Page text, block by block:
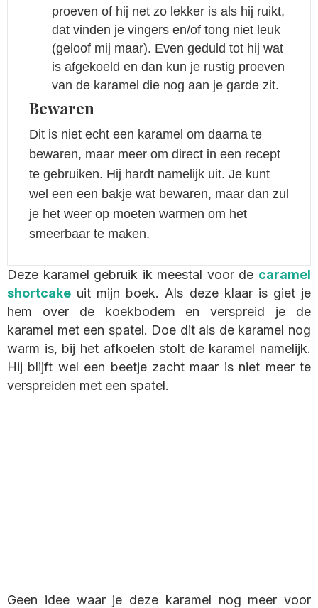
proeven of hij net zo lekker is als hij ruikt,
dat vinden je vingers en/of tong niet leuk
(geloof mij maar). Even geduld tot hij wat
is afgekoeld en dan kun je rustig proeven
van de karamel die nog aan je garde zit.
Bewaren
Dit is niet echt een karamel om daarna te
bewaren, maar meer om direct in een recept
te gebruiken. Hij hardt namelijk uit. Je kunt
wel een een bakje wat bewaren, maar dan zul
je het weer op moeten warmen om het
smeerbaar te maken.
Deze karamel gebruik ik meestal voor de caramel
shortcake uit mijn boek. Als deze klaar is giet je
hem over de koekbodem en verspreid je de
karamel met een spatel. Doe dit als de karamel nog
warm is, bij het afkoelen stolt de karamel namelijk.
Hij blijft wel een beetje zacht maar is niet meer te
verspreiden met een spatel.
Geen idee waar je deze karamel nog meer voor